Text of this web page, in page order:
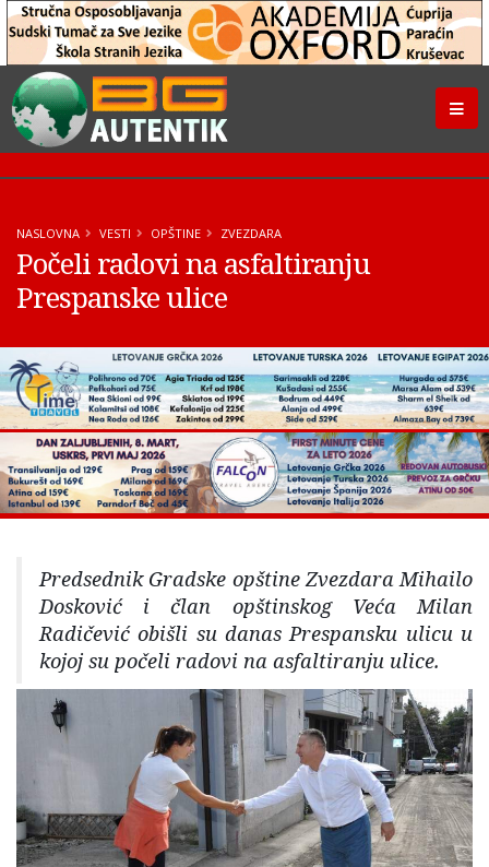
NASLOVNA VESTI OPŠTINE ZVEZDARA
Počeli radovi na asfaltiranju
Prespanske ulice
Predsednik Gradske opštine Zvezdara Mihailo
Dosković i član opštinskog Veća Milan
Radičević obišli su danas Prespansku ulicu u
kojoj su počeli radovi na asfaltiranju ulice.